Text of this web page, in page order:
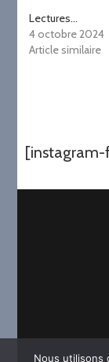
Lectures…
4 octobre 2024
Article similaire
[instagram-
Nous utilisons